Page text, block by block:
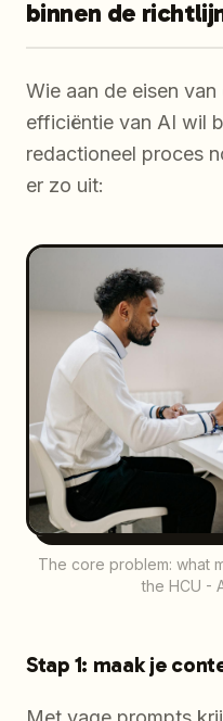
binnen de
Wie aan de eisen
efficiëntie van AI wil
redactioneel proces
er zo uit:
The core problem: what
the HCU -
Stap 1: maak je